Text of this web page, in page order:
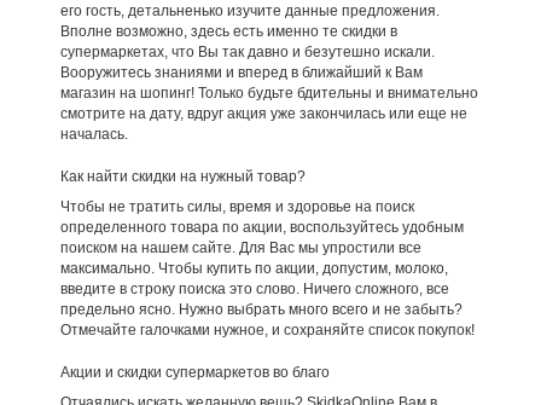
его гость, детальненько изучите данные предложения.
Вполне возможно, здесь есть именно те скидки в
супермаркетах, что Вы так давно и безутешно искали.
Вооружитесь знаниями и вперед в ближайший к Вам
магазин на шопинг! Только будьте бдительны и внимательно
смотрите на дату, вдруг акция уже закончилась или еще не
началась.
Как найти скидки на нужный товар?
Чтобы не тратить силы, время и здоровье на поиск
определенного товара по акции, воспользуйтесь удобным
поиском на нашем сайте. Для Вас мы упростили все
максимально. Чтобы купить по акции, допустим, молоко,
введите в строку поиска это слово. Ничего сложного, все
предельно ясно. Нужно выбрать много всего и не забыть?
Отмечайте галочками нужное, и сохраняйте список покупок!
Акции и скидки супермаркетов во благо